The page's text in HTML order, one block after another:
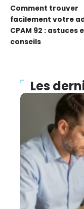
Comment trouver
facilement votre
CPAM 92 : astuces
conseils
Les